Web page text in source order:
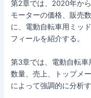
第2章では、2020年か
モーターの価格、販売
に、電動自転車用ミッ
フィールを紹介する。
第3章では、電動自転
数量、売上、トップメ
によって強調的に分析す